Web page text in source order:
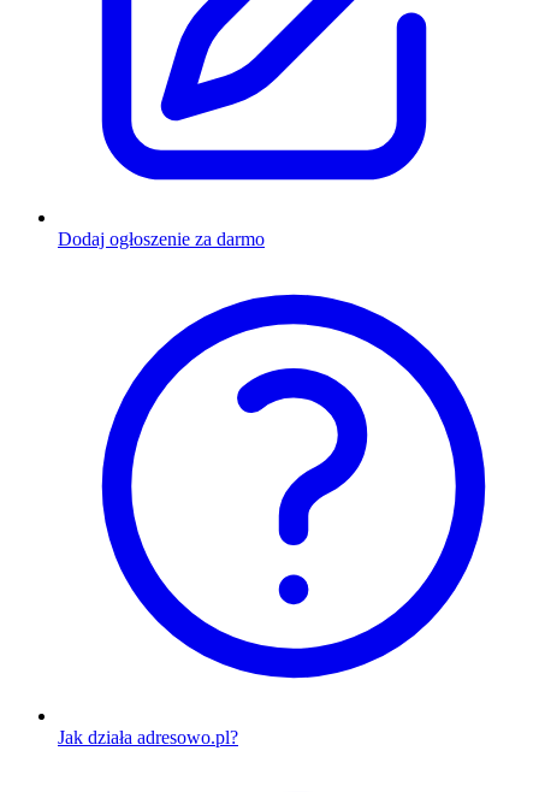
Dodaj ogłoszenie za darmo
Jak działa adresowo.pl?